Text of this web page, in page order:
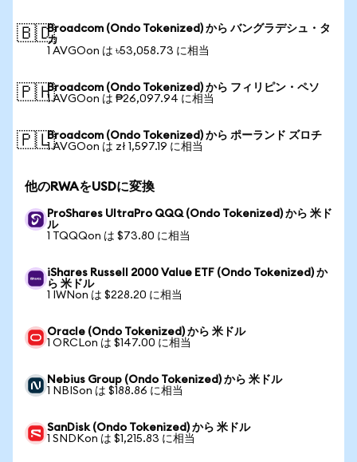
🇧🇩Broadcom (Ondo Tokenized) から バングラデシュ・タ
カ
1 AVGOon は ৳53,058.73 に相当
🇵🇭Broadcom (Ondo Tokenized) から フィリピン・ペソ
1 AVGOon は ₱26,097.94 に相当
🇵🇱Broadcom (Ondo Tokenized) から ポーランド ズロチ
1 AVGOon は zł 1,597.19 に相当
他のRWAをUSDに変換
ProShares UltraPro QQQ (Ondo Tokenized) から 米ド
ル
1 TQQQon は $73.80 に相当
iShares Russell 2000 Value ETF (Ondo Tokenized) か
ら 米ドル
1 IWNon は $228.20 に相当
Oracle (Ondo Tokenized) から 米ドル
1 ORCLon は $147.00 に相当
Nebius Group (Ondo Tokenized) から 米ドル
1 NBISon は $188.86 に相当
SanDisk (Ondo Tokenized) から 米ドル
1 SNDKon は $1,215.83 に相当